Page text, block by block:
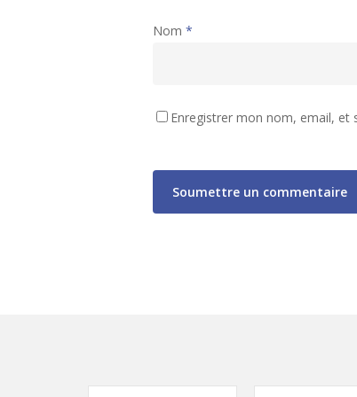
Nom *
Enregistrer mon nom, email, et